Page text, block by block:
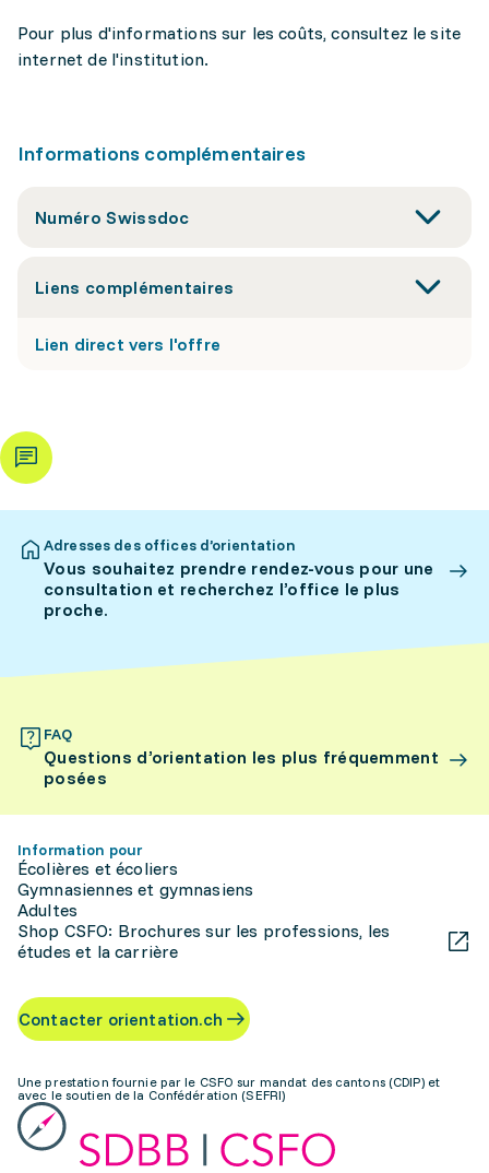
Pour plus d'informations sur les coûts, consultez le site
internet de l'institution.
Informations complémentaires
Numéro Swissdoc
Liens complémentaires
Lien direct vers l'offre
Adresses des offices d’orientation
Vous souhaitez prendre rendez-vous pour une
consultation et recherchez l’office le plus
proche.
FAQ
Questions d’orientation les plus fréquemment
posées
Information pour
Écolières et écoliers
Gymnasiennes et gymnasiens
Adultes
Shop CSFO: Brochures sur les professions, les
études et la carrière
Contacter orientation.ch
Une prestation fournie par le CSFO sur mandat des cantons (CDIP) et
avec le soutien de la Confédération (SEFRI)